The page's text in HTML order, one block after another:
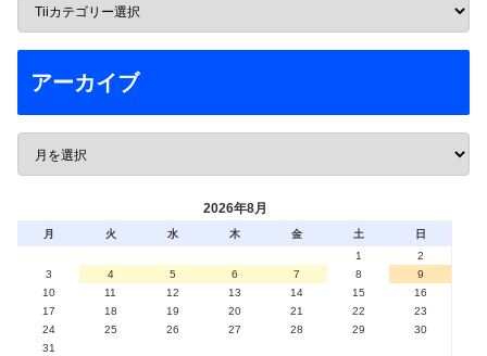
アーカイブ
2026年8月
月 火 水 木 金 土
日
1
2
3
4 5 6 7 8
9
10
11 12 13 14 15
16
17
18 19 20 21 22
23
24
25 26 27 28 29
30
31